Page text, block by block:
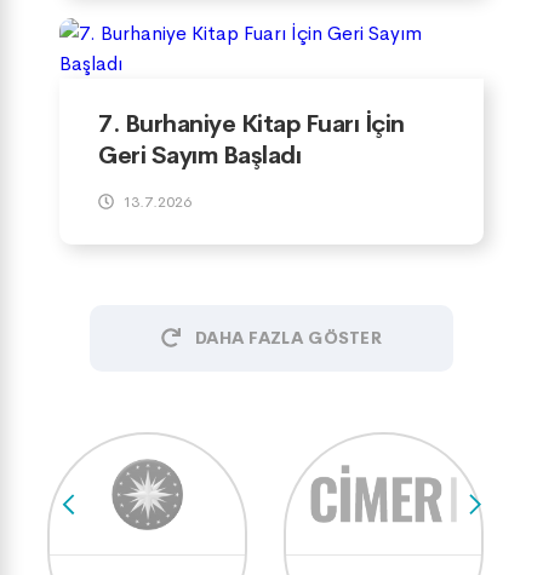
7. Burhaniye Kitap Fuarı İçin
Geri Sayım Başladı
13.7.2026
DAHA FAZLA GÖSTER